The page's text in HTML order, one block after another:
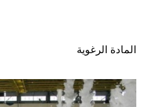
المادة الرغوية